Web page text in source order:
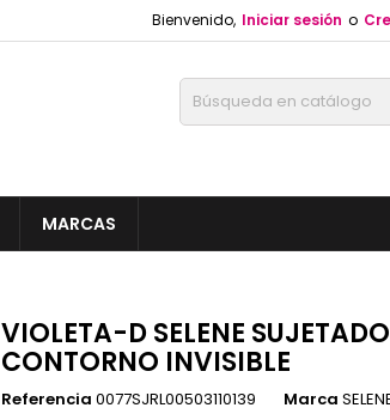
Bienvenido, Iniciar sesión o
MARCAS
VIOLETA-D SELENE
CONTORNO INVISIBLE
Referencia 0077SJRL00503110139 Marca